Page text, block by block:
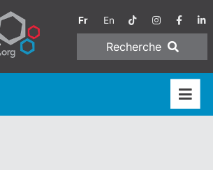
Fr En
Recherche